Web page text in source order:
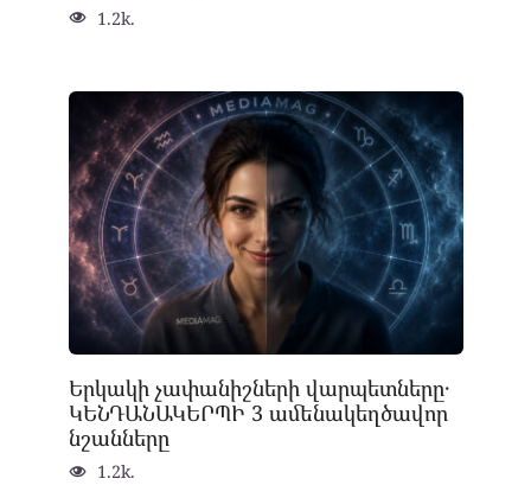
1.2k.
Երկակի չափանիշների վարպետները․
ԿԵՆԴԱՆԱԿԵՐՊԻ 3 ամենակեղծավոր
նշանները
1.2k.